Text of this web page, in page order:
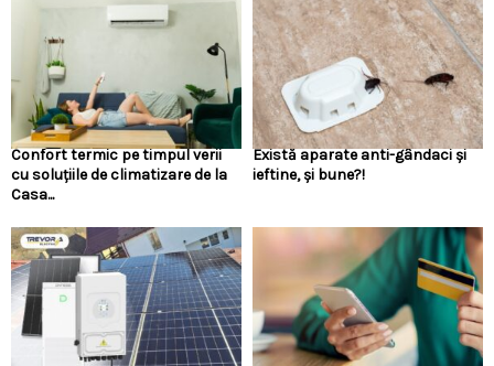
Confort termic pe timpul verii
cu soluțiile de climatizare de la
Casa...
Există aparate anti-gândaci și
ieftine, și bune?!